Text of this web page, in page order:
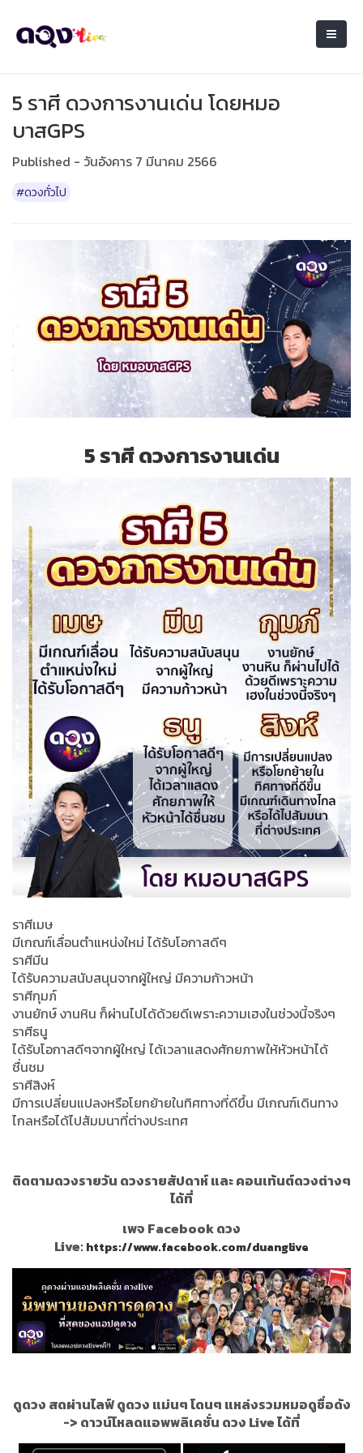
5 ราศี ดวงการงานเด่น โดยหมอ
บาสGPS
Published - วันอังคาร 7 มีนาคม 2566
#ดวงทั่วไป
5 ราศี ดวงการงานเด่น
ราศีเมษ
มีเกณฑ์เลื่อนตำแหน่งใหม่ ได้รับโอกาสดีๆ
ราศีมีน
ได้รับความสนับสนุนจากผู้ใหญ่ มีความก้าวหน้า
ราศีกุมภ์
งานยักษ์ งานหิน ก็ผ่านไปได้ด้วยดีเพราะความเฮงในช่วงนี้จริงๆ
ราศีธนู
ได้รับโอกาสดีๆจากผู้ใหญ่ ได้เวลาแสดงศักยภาพให้หัวหน้าได้
ชื่นชม
ราศีสิงห์
มีการเปลี่ยนแปลงหรือโยกย้ายในทิศทางที่ดีขึ้น มีเกณฑ์เดินทาง
ไกลหรือได้ไปสัมมนาที่ต่างประเทศ
ติดตามดวงรายวัน ดวงรายสัปดาห์ และ คอนเท้นต์ดวงต่างๆ
ได้ที่
เพจ Facebook ดวง
Live:https://www.facebook.com/duanglive
ดูดวง สดผ่านไลฟ์ ดูดวง แม่นๆ โดนๆ แหล่งรวมหมอดูชื่อดัง
-> ดาวน์โหลดแอพพลิเคชั่น ดวง Live ได้ที่